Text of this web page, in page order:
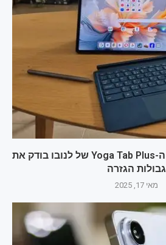
זה טאבלט או מחשב? ה-Yoga Tab Plus של לנובו בודק את
גבולות הגזרה
מאי 17, 2025